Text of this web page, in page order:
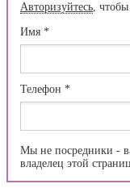
Авторизуйтесь,
Имя *
Телефон *
Мы не посредники -
владелец этой